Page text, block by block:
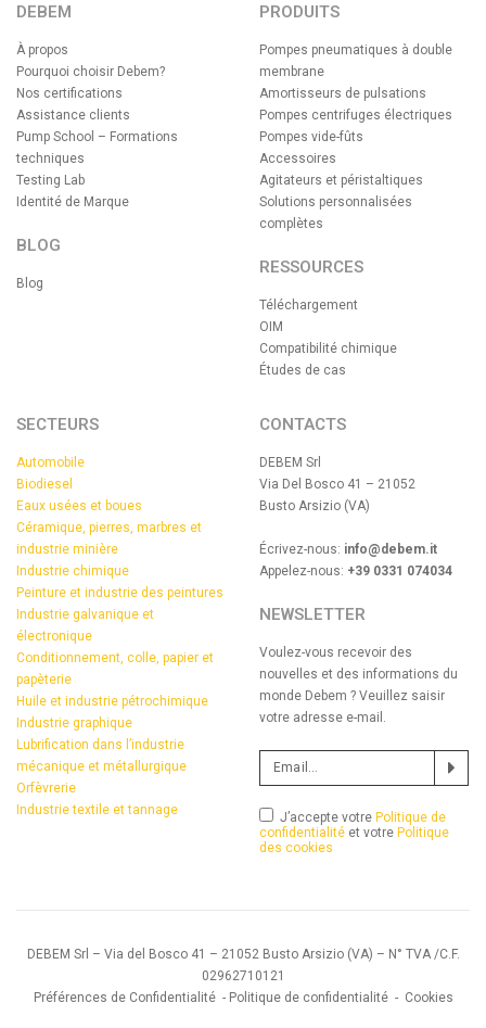
DEBEM
À propos
Pourquoi choisir Debem?
Nos certifications
Assistance clients
Pump School – Formations
techniques
Testing Lab
Identité de Marque
BLOG
Blog
PRODUITS
Pompes pneumatiques à double
membrane
Amortisseurs de pulsations
Pompes centrifuges électriques
Pompes vide-fûts
Accessoires
Agitateurs et péristaltiques
Solutions personnalisées
complètes
RESSOURCES
Téléchargement
OIM
Compatibilité chimique
Études de cas
SECTEURS
Automobile
Biodiesel
Eaux usées et boues
Céramique, pierres, marbres et
industrie minière
Industrie chimique
Peinture et industrie des peintures
Industrie galvanique et
électronique
Conditionnement, colle, papier et
papèterie
Huile et industrie pétrochimique
Industrie graphique
Lubrification dans l’industrie
mécanique et métallurgique
Orfèvrerie
Industrie textile et tannage
CONTACTS
DEBEM Srl
Via Del Bosco 41 – 21052
Busto Arsizio (VA)
Écrivez-nous: info@debem.it
Appelez-nous: +39 0331 074034
NEWSLETTER
Voulez-vous recevoir des
nouvelles et des informations du
monde Debem ? Veuillez saisir
votre adresse e-mail.
J’accepte votre Politique de
confidentialité et votre Politique
des cookies
DEBEM Srl – Via del Bosco 41 – 21052 Busto Arsizio (VA) – N° TVA /C.F.
02962710121
Préférences de Confidentialité - Politique de confidentialité - Cookies